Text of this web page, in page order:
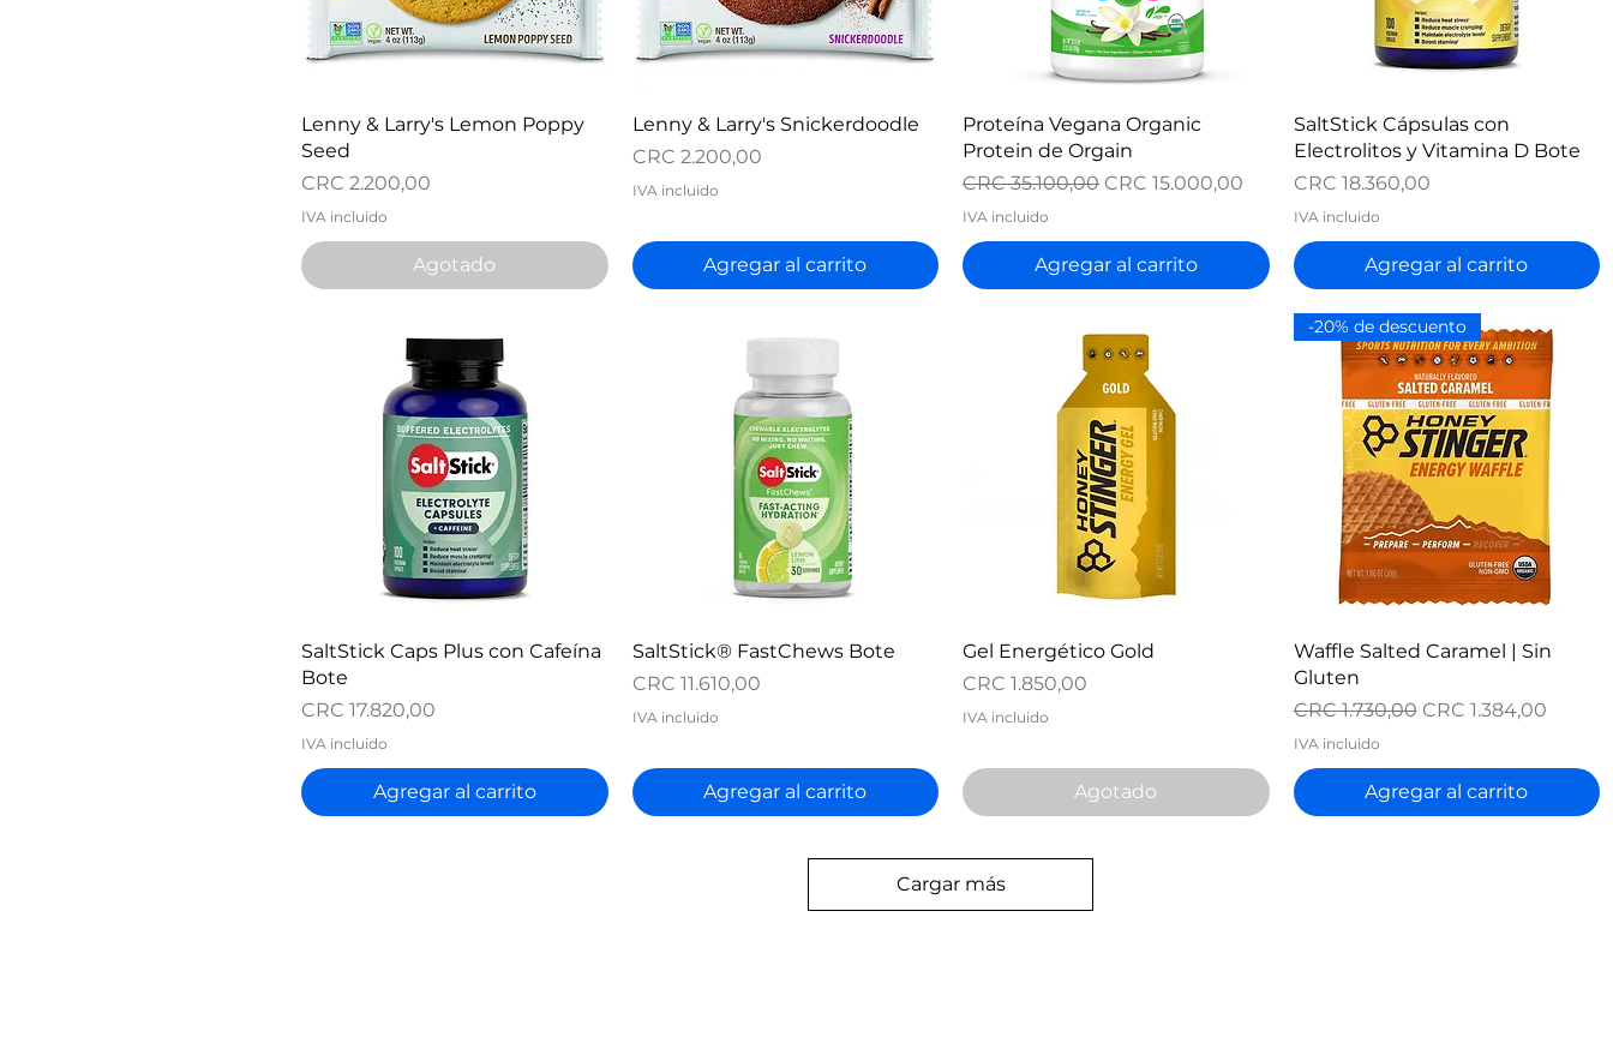
Vista rápida
Lenny & Larry's Lemon Poppy
Seed
Precio
CRC 2.200,00
IVA incluido
Agotado
Vista rápida
Lenny & Larry's Snickerdoodle
Precio
CRC 2.200,00
IVA incluido
Agregar al carrito
Vista rápida
Proteína Vegana Organic
Protein de Orgain
Precio
CRC 35.100,00 Precio de oferta
CRC 15.000,00
IVA incluido
Agregar al carrito
Vista rápida
SaltStick Cápsulas con
Electrolitos y Vitamina D Bote
Precio
CRC 18.360,00
IVA incluido
Agregar al carrito
Vista rápida
SaltStick Caps Plus con Cafeína
Bote
Precio
CRC 17.820,00
IVA incluido
Agregar al carrito
Vista rápida
SaltStick® FastChews Bote
Precio
CRC 11.610,00
IVA incluido
Agregar al carrito
Vista rápida
Gel Energético Gold
Precio
CRC 1.850,00
IVA incluido
Agotado
Vista rápida
-20% de descuento
Waffle Salted Caramel | Sin
Gluten
Precio
CRC 1.730,00 Precio de oferta
CRC 1.384,00
IVA incluido
Agregar al carrito
Cargar más